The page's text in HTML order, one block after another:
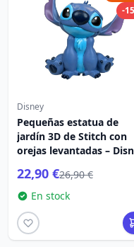
-
Disney
Pequeñas estatua de
jardín 3D de Stitch con
orejas levantadas –
22,90 €26,90 €
En stock